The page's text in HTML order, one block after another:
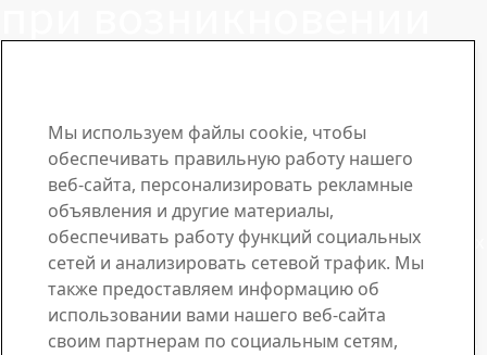
Скачайте нужные брошюры, сертификаты и другие
материалы SSAB.
Загрузить
Продажи
Задайте интересующий вопрос о продукции или услугах
сотрудникам отдела продаж
Связь с отделом продаж
Техническая поддержка
Получите рекомендации от компетентных сотрудников
Мы используем файлы cookie, чтобы
обеспечивать правильную работу нашего
веб-сайта, персонализировать рекламные
объявления и другие материалы,
обеспечивать работу функций социальных
сетей и анализировать сетевой трафик. Мы
также предоставляем информацию об
использовании вами нашего веб-сайта
своим партнерам по социальным сетям,